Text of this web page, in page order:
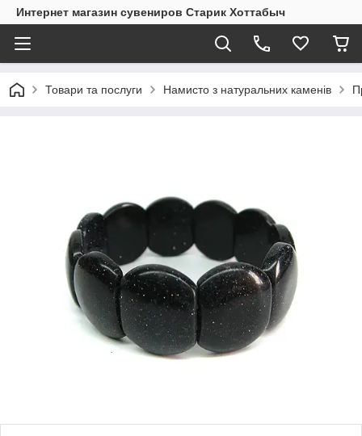
Интернет магазин сувениров Старик Хоттабыч
Товари та послуги Намисто з натуральних каменів